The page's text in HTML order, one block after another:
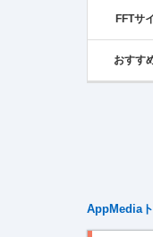
FFTサ
おすす
AppMedia